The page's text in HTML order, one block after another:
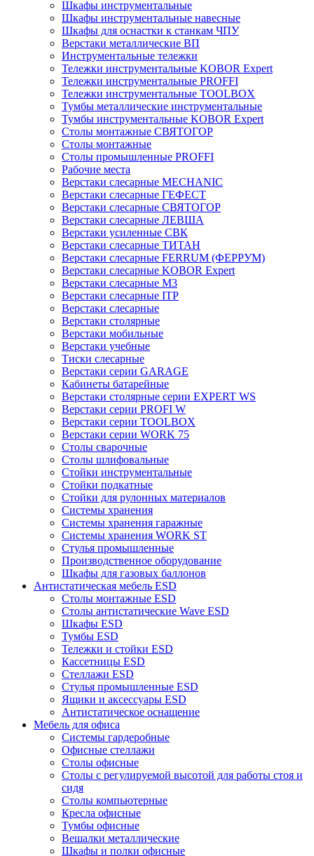
Шкафы инструментальные
Шкафы инструментальные навесные
Шкафы для оснастки к станкам ЧПУ
Верстаки металлические ВП
Инструментальные тележки
Тележки инструментальные KOBOR Expert
Тележки инструментальные PROFFI
Тележки инструментальные TOOLBOX
Тумбы металлические инструментальные
Тумбы инструментальные KOBOR Expert
Столы монтажные СВЯТОГОР
Столы монтажные
Столы промышленные PROFFI
Рабочие места
Верстаки слесарные MECHANIC
Верстаки слесарные ГЕФЕСТ
Верстаки слесарные СВЯТОГОР
Верстаки слесарные ЛЕВША
Верстаки усиленные СВК
Верстаки слесарные ТИТАН
Верстаки слесарные FERRUM (ФЕРРУМ)
Верстаки слесарные KOBOR Expert
Верстаки слесарные М3
Верстаки слесарные ITP
Верстаки слесарные
Верстаки столярные
Верстаки мобильные
Верстаки учебные
Тиски слесарные
Верстаки серии GARAGE
Кабинеты батарейные
Верстаки столярные серии EXPERT WS
Верстаки серии PROFI W
Верстаки серии TOOLBOX
Верстаки серии WORK 75
Столы сварочные
Столы шлифовальные
Стойки инструментальные
Стойки подкатные
Стойки для рулонных материалов
Системы хранения
Системы хранения гаражные
Системы хранения WORK ST
Стулья промышленные
Производственное оборудование
Шкафы для газовых баллонов
Антистатическая мебель ESD
Столы монтажные ESD
Столы антистатические Wave ESD
Шкафы ESD
Тумбы ESD
Тележки и стойки ESD
Кассетницы ESD
Стеллажи ESD
Стулья промышленные ESD
Ящики и аксессуары ESD
Антистатическое оснащение
Мебель для офиса
Системы гардеробные
Офисные стеллажи
Столы офисные
Столы с регулируемой высотой для работы стоя и
сидя
Столы компьютерные
Кресла офисные
Тумбы офисные
Вешалки металлические
Шкафы и полки офисные